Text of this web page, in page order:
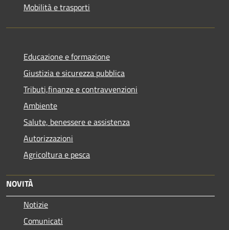
Mobilità e trasporti
Educazione e formazione
Giustizia e sicurezza pubblica
Tributi,finanze e contravvenzioni
Ambiente
Salute, benessere e assistenza
Autorizzazioni
Agricoltura e pesca
NOVITÀ
Notizie
Comunicati